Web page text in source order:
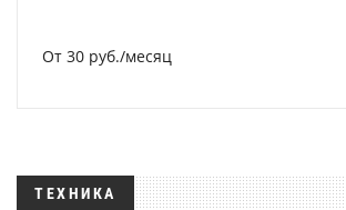
От 30 руб./месяц
ТЕХНИКА